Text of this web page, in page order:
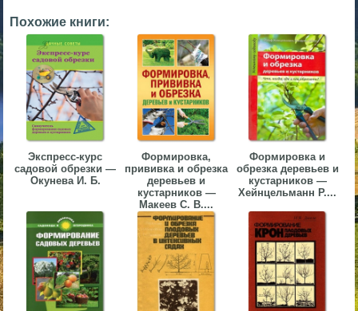
Похожие книги:
Экспресс-курс
садовой обрезки —
Окунева И. Б.
Формировка,
прививка и обрезка
деревьев и
кустарников —
Макеев С. В....
Формировка и
обрезка деревьев и
кустарников —
Хейнцельманн Р....
▼
▼
▼